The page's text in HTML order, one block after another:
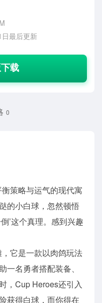
最后更新
0
策略与运气的现代寓
的小白球，忽然顿悟
’这个真理。感到兴趣
它是一款以肉鸽玩法
一名勇者搭配装备、
，Cup Heroes还引入
获得白球，而你得在